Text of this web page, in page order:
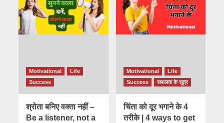
Motivational
Life
Success
श्रोता बनिए वक्ता नहीं –
Be a listener, not a
Motivational
Life
Success
सफलता के सूत्र
चिंता को दूर भगाने के 4
तरीके | 4 ways to get